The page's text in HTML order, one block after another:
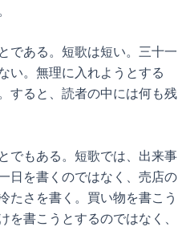
である。短歌は短い。三十一
い。無理に入れようとする
すると、読者の中には何も残
でもある。短歌では、出来事
日を書くのではなく、売店の
たさを書く。買い物を書こう
書こうとするのではなく、